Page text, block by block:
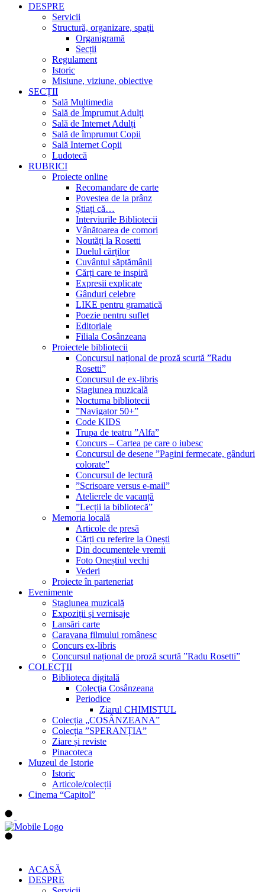
DESPRE
Servicii
Structură, organizare, spații
Organigramă
Secții
Regulament
Istoric
Misiune, viziune, obiective
SECȚII
Sală Multimedia
Sală de Împrumut Adulți
Sală de Internet Adulți
Sală de împrumut Copii
Sală Internet Copii
Ludotecă
RUBRICI
Proiecte online
Recomandare de carte
Povestea de la prânz
Știați că…
Interviurile Bibliotecii
Vânătoarea de comori
Noutăți la Rosetti
Duelul cărților
Cuvântul săptămânii
Cărți care te inspiră
Expresii explicate
Gânduri celebre
LIKE pentru gramatică
Poezie pentru suflet
Editoriale
Filiala Cosânzeana
Proiectele bibliotecii
Concursul național de proză scurtă ”Radu
Rosetti”
Concursul de ex-libris
Stagiunea muzicală
Nocturna bibliotecii
”Navigator 50+”
Code KIDS
Trupa de teatru ”Alfa”
Concurs – Cartea pe care o iubesc
Concursul de desene ”Pagini fermecate, gânduri
colorate”
Concursul de lectură
”Scrisoare versus e-mail”
Atelierele de vacanță
”Lecții la bibliotecă”
Memoria locală
Articole de presă
Cărți cu referire la Onești
Din documentele vremii
Foto Oneștiul vechi
Vederi
Proiecte în parteneriat
Evenimente
Stagiunea muzicală
Expoziții și vernisaje
Lansări carte
Caravana filmului românesc
Concurs ex-libris
Concursul național de proză scurtă ”Radu Rosetti”
COLECŢII
Biblioteca digitală
Colecţia Cosânzeana
Periodice
Ziarul CHIMISTUL
Colecția „COSÂNZEANA”
Colecția ”SPERANȚIA”
Ziare și reviste
Pinacoteca
Muzeul de Istorie
Istoric
Articole/colecții
Cinema “Capitol”
ACASĂ
DESPRE